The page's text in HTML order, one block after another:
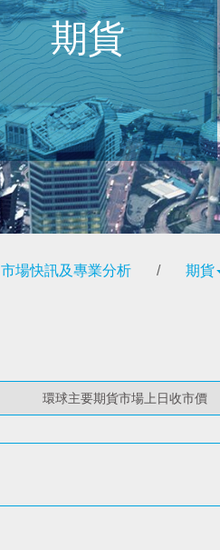
期貨
市場快訊及專業分析 / 期貨
環球主要期貨市場上日收市價